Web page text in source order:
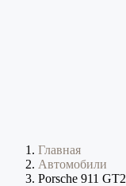
Главная
Автомобили
Porsche 911 GT2